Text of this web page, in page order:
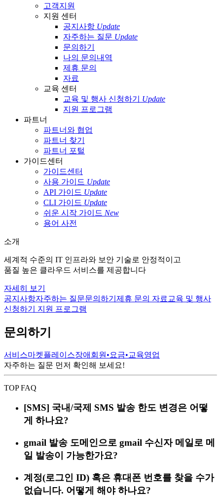
고객지원
지원 센터
공지사항 Update
자주하는 질문 Update
문의하기
나의 문의내역
제휴 문의
자료
교육 센터
교육 및 행사 신청하기 Update
지원 프로그램
파트너
파트너와 협업
파트너 찾기
파트너 포털
가이드센터
가이드센터
사용 가이드 Update
API 가이드 Update
CLI 가이드 Update
쉬운 시작 가이드 New
용어 사전
소개
세계적 수준의 IT 인프라와 보안 기술로 안정적이고
품질 높은 클라우드 서비스를 제공합니다
자세히 보기
공지사항자주하는 질문문의하기 제휴 문의 자료 교육 및 행사
신청하기 지원 프로그램
문의하기
서비스마켓플레이스장애 회원•요금•교육영업
자주하는 질문 먼저 확인해 보세요!
TOP FAQ
[SMS] 국내/국제 SMS 발송 한도 변경은 어떻
게 하나요?
gmail 발송 도메인으로 gmail 수신자 메일로 메
일 발송이 가능한가요?
계정(로그인 ID) 혹은 휴대폰 번호를 찾을 수가
없습니다. 어떻게 해야 하나요?